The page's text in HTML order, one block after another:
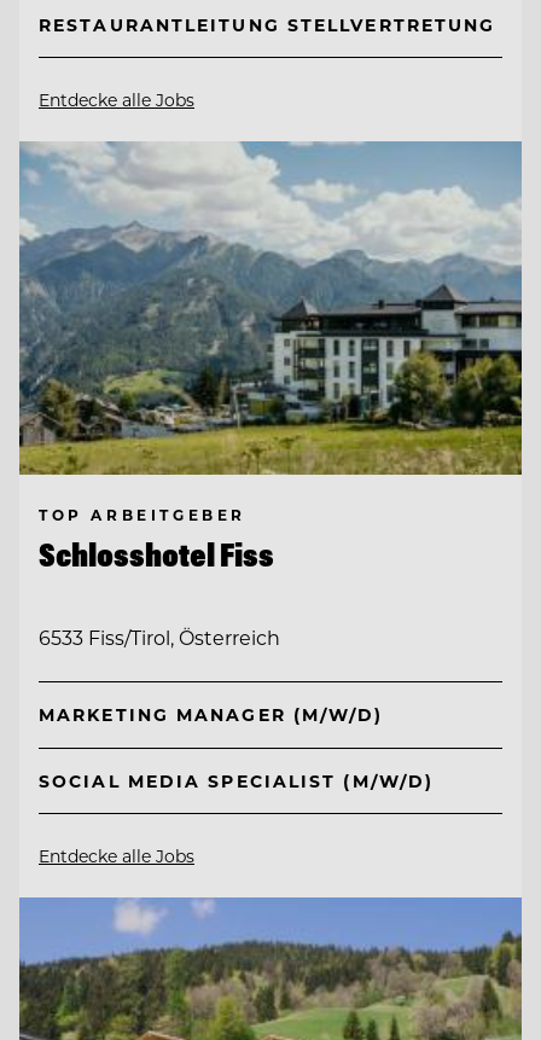
RESTAURANTLEITUNG STELLVERTRETUNG
Entdecke alle Jobs
TOP ARBEITGEBER
Schlosshotel Fiss
6533 Fiss/Tirol, Österreich
MARKETING MANAGER (M/W/D)
SOCIAL MEDIA SPECIALIST (M/W/D)
Entdecke alle Jobs